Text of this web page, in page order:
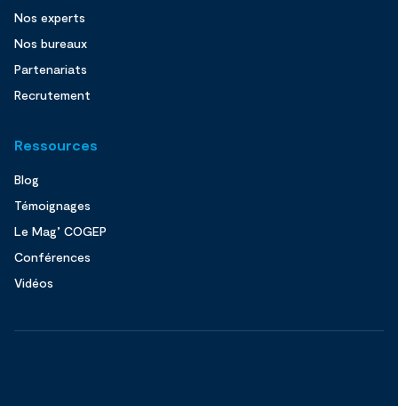
Nos experts
Nos bureaux
Partenariats
Recrutement
Ressources
Blog
Témoignages
Le Mag’ COGEP
Conférences
Vidéos